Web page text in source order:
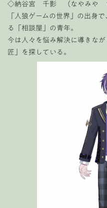
◇納谷宮 千影 （なやみや
「人狼ゲームの世界」の出身
る「相談屋」の青年。
今は人々を悩み解決に導きな
匠」を探している。